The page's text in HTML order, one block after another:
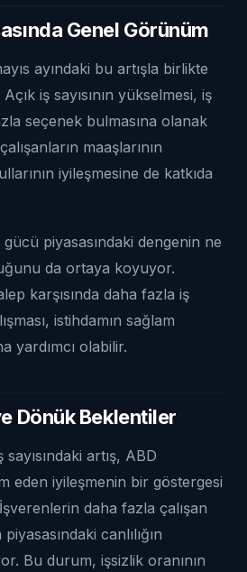
Genel Görünüm
ayındaki bu artışla birlikte
iş sayısının yükselmesi, iş
seçenek bulmasına olanak
maaşlarının
iyileşmesine de katkıda
piyasasındaki dengenin ne
da ortaya koyuyor.
karşısında daha fazla iş
istihdamın sağlam
yardımcı olabilir.
Dönük Beklentiler
sayısındaki artış, ABD
eden iyileşmenin bir göstergesi
daha fazla çalışan
canlılığın
Bu durum, işsizlik oranının